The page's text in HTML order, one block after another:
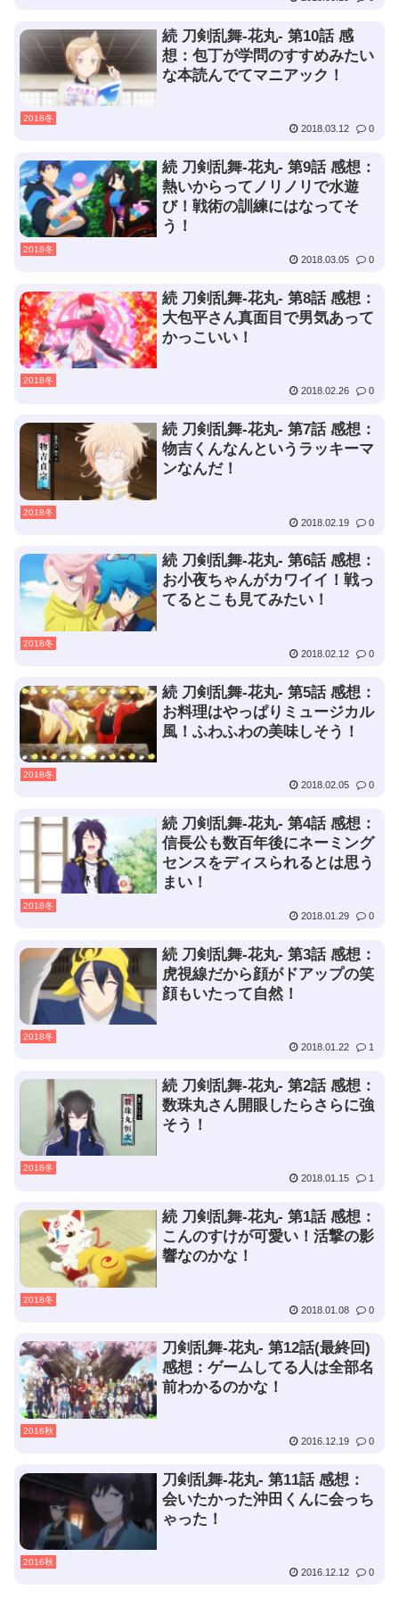
2018冬
続 刀剣乱舞-花丸- 第10話 感
想：包丁が学問のすすめみたい
な本読んでてマニアック！
2018.03.12 0
2018冬
続 刀剣乱舞-花丸- 第9話 感想：
熱いからってノリノリで水遊
び！戦術の訓練にはなってそ
う！
2018.03.05 0
2018冬
続 刀剣乱舞-花丸- 第8話 感想：
大包平さん真面目で男気あって
かっこいい！
2018.02.26 0
2018冬
続 刀剣乱舞-花丸- 第7話 感想：
物吉くんなんというラッキーマ
ンなんだ！
2018.02.19 0
2018冬
続 刀剣乱舞-花丸- 第6話 感想：
お小夜ちゃんがカワイイ！戦っ
てるとこも見てみたい！
2018.02.12 0
2018冬
続 刀剣乱舞-花丸- 第5話 感想：
お料理はやっぱりミュージカル
風！ふわふわの美味しそう！
2018.02.05 0
2018冬
続 刀剣乱舞-花丸- 第4話 感想：
信長公も数百年後にネーミング
センスをディスられるとは思う
まい！
2018.01.29 0
2018冬
続 刀剣乱舞-花丸- 第3話 感想：
虎視線だから顔がドアップの笑
顔もいたって自然！
2018.01.22 1
2018冬
続 刀剣乱舞-花丸- 第2話 感想：
数珠丸さん開眼したらさらに強
そう！
2018.01.15 1
2018冬
続 刀剣乱舞-花丸- 第1話 感想：
こんのすけが可愛い！活撃の影
響なのかな！
2018.01.08 0
2016秋
刀剣乱舞-花丸- 第12話(最終回)
感想：ゲームしてる人は全部名
前わかるのかな！
2016.12.19 0
2016秋
刀剣乱舞-花丸- 第11話 感想：
会いたかった沖田くんに会っち
ゃった！
2016.12.12 0